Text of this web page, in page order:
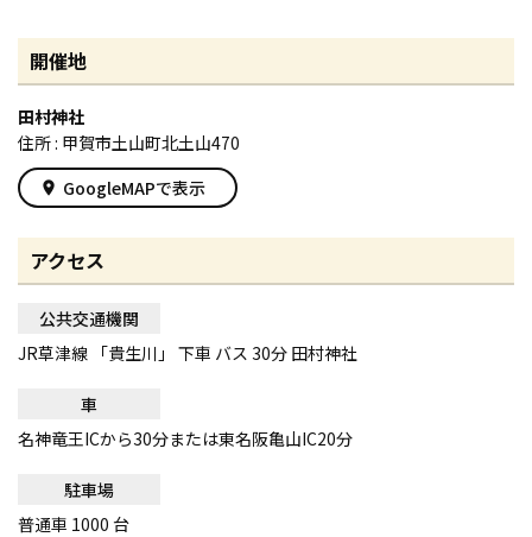
開催地
田村神社
住所 : 甲賀市土山町北土山470
place GoogleMAPで表示
アクセス
公共交通機関
JR草津線 「貴生川」 下車 バス 30分 田村神社
車
名神竜王ICから30分または東名阪亀山IC20分
駐車場
普通車 1000 台